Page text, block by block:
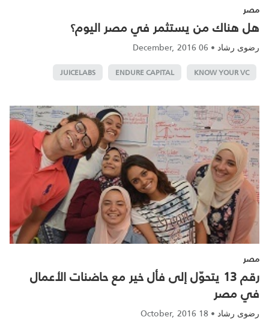
مصر
هل هناك من يستثمر في مصر اليوم؟
رضوى رشاد •
06 December, 2016
KNOW YOUR VC
ENDURE CAPITAL
JUICELABS
مصر
رقم 13 يتحوّل إلى فأل خير مع حاضنات الأعمال
في مصر
رضوى رشاد •
18 October, 2016